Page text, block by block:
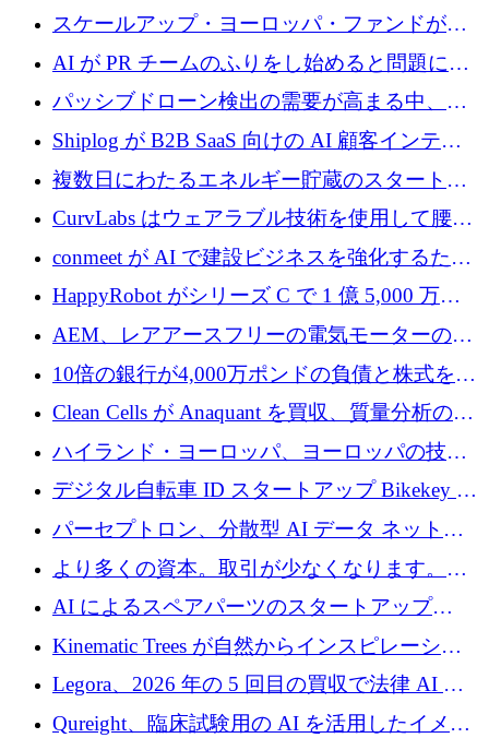
タートアップをシリーズAからBまで支援する
ために2億5,000万ドルのファンドIVを閉鎖
スケールアップ・ヨーロッパ・ファンドが初
の投資を行い、Iceeyeの10億ユーロのラウンド
を共同主導
AI が PR チームのふりをし始めると問題にな
ります
パッシブドローン検出の需要が高まる中、
Monava が資金調達ラウンドを終了
Shiplog が B2B SaaS 向けの AI 顧客インテリ
ジェンスを構築するために 100 万ドルを調達
複数日にわたるエネルギー貯蔵のスタートア
ップ、Ore Energy が新たな投資ラウンドで
4,300 万ドルを獲得
CurvLabs はウェアラブル技術を使用して腰痛
治療をどのように再考しているか
conmeet が AI で建設ビジネスを強化するため
に 600 万ユーロを調達
HappyRobot がシリーズ C で 1 億 5,000 万ド
ルを獲得し、企業運営向けにエージェント AI
を拡張
AEM、レアアースフリーの電気モーターの革
新を加速するために1,600万ポンドを確保
10倍の銀行が4,000万ポンドの負債と株式を調
達
Clean Cells が Anaquant を買収、質量分析の専
門知識によるバイオ医薬品の品質管理を拡大
ハイランド・ヨーロッパ、ヨーロッパの技術
規模拡大を支援するために11億ユーロのファ
ンドVIを閉鎖
デジタル自転車 ID スタートアップ Bikekey が
TÖNNJES への投資を確保
パーセプトロン、分散型 AI データ ネットワ
ークの構築に 650 万ドルを調達
より多くの資本。取引が少なくなります。
2026 年上半期がヨーロッパのテクノロジーに
ついて語ること
AI によるスペアパーツのスタートアップ
Intropy が 1,100 万ドルを調達
Kinematic Trees が自然からインスピレーショ
ンを得たロボット ソフトウェアを拡張するた
めに 58 万 5,000 ポンドを調達
Legora、2026 年の 5 回目の買収で法律 AI ス
タートアップ Wexler を買収
Qureight、臨床試験用の AI を活用したイメー